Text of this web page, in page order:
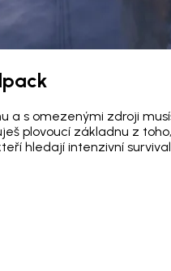
a s omezenými zdroji
plovoucí základnu z
hledají intenzivní